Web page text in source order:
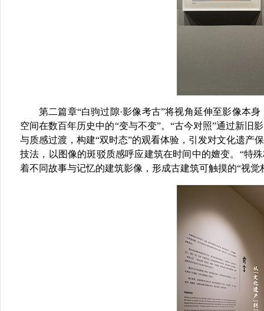
第二篇章“白驹过隙·影像考古”将视角延伸至影像本
空间在数百年历史中的“变与不变”。“古今对照”通过新旧
与质感过渡，构建“双时态”的观看体验，引发对文化遗产
技法，以图像的斑驳质感呼应建筑在时间中的嬗变。“特
着不同故事与记忆的建筑影像，形成古建筑可触摸的“视觉